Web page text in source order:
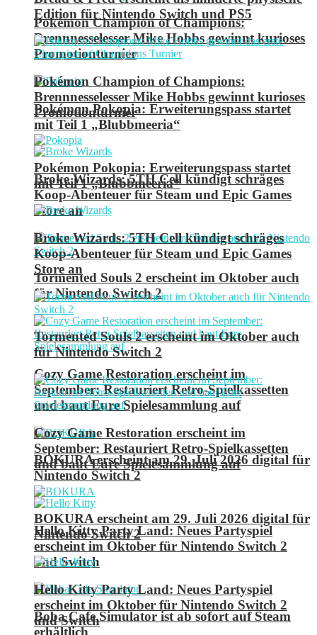
Pokémon Champion of Champions:
Brennnesselesser Mike Hobbs gewinnt kurioses
Promotionturnier
Pokémon Pokopia: Erweiterungspass startet
mit Teil 1 „Blubbmeeria“
Broke Wizards: 5TH Cell kündigt schräges
Koop-Abenteuer für Steam und Epic Games
Store an
Tormented Souls 2 erscheint im Oktober auch
für Nintendo Switch 2
Cozy Game Restoration erscheint im
September: Restauriert Retro-Spielkassetten
und baut Eure Spielesammlung auf
BOKURA erscheint am 29. Juli 2026 digital für
Nintendo Switch 2
Hello Kitty Party Land: Neues Partyspiel
erscheint im Oktober für Nintendo Switch 2
und Switch
Boba Cafe Simulator ist ab sofort auf Steam
erhältlich
Edition für Nintendo Switch und PS5
Pokémon Champion of Champions:
Brennnesselesser Mike Hobbs gewinnt kurioses
Promotionturnier
Pokémon Pokopia: Erweiterungspass startet
mit Teil 1 „Blubbmeeria“
Broke Wizards: 5TH Cell kündigt schräges
Koop-Abenteuer für Steam und Epic Games
Store an
Tormented Souls 2 erscheint im Oktober auch
für Nintendo Switch 2
Cozy Game Restoration erscheint im
September: Restauriert Retro-Spielkassetten
und baut Eure Spielesammlung auf
BOKURA erscheint am 29. Juli 2026 digital für
Nintendo Switch 2
Hello Kitty Party Land: Neues Partyspiel
erscheint im Oktober für Nintendo Switch 2
und Switch